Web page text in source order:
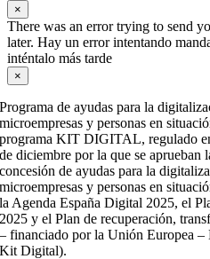
×
There was an error trying to send
later. Hay un error intentando
inténtalo más tarde
×
Programa de ayudas para la
microempresas y personas en
programa KIT DIGITAL, regulado
de diciembre por la que se aprueban
concesión de ayudas para la
microempresas y personas en
la Agenda España Digital 2025, el
2025 y el Plan de recuperación,
– financiado por la Unión Europea
Kit Digital).